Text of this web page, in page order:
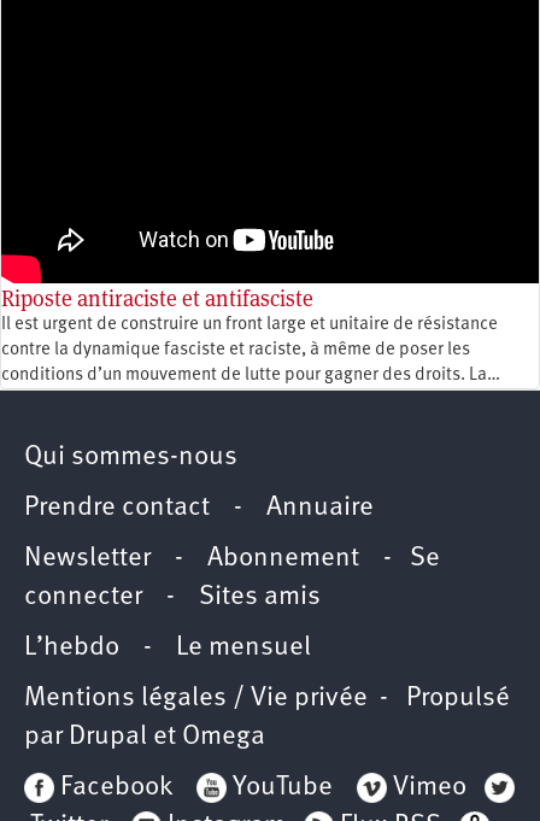
Riposte antiraciste et antifasciste
Il est urgent de construire un front large et unitaire de résistance
contre la dynamique fasciste et raciste, à même de poser les
conditions d’un mouvement de lutte pour gagner des droits. La…
Qui sommes-nous
Prendre contact - Annuaire
Newsletter - Abonnement - Se
connecter- Sites amis
L’hebdo - Le mensuel
Mentions légales / Vie privée - Propulsé
par Drupal et Omega
Facebook
YouTube
Vimeo